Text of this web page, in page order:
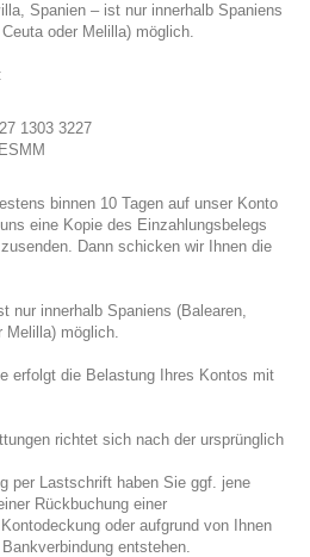
Spanien – ist nur innerhalb Spaniens
oder Melilla) möglich.
1303 3227
binnen 10 Tagen auf unser Konto
eine Kopie des Einzahlungsbelegs
Dann schicken wir Ihnen die
nur innerhalb Spaniens (Balearen,
Melilla) möglich.
erfolgt die Belastung Ihres Kontos mit
richtet sich nach der ursprünglich
per Lastschrift haben Sie ggf. jene
Rückbuchung einer
oder aufgrund von Ihnen
entstehen.